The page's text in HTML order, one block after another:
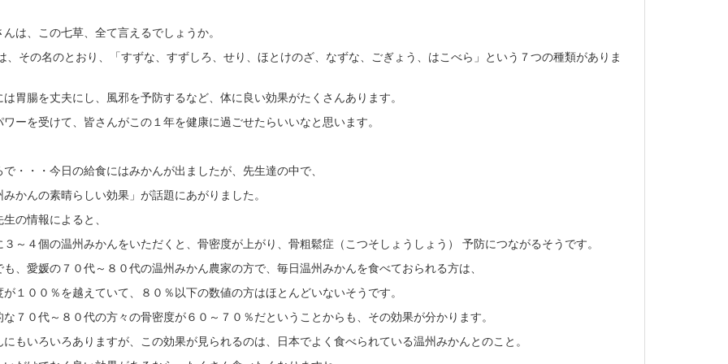
は、この七草、全て言えるでしょうか。
、その名のとおり、「すずな、すずしろ、せり、ほとけのざ、なずな、ごぎょう、はこべら」という７つの種類がありま
胃腸を丈夫にし、風邪を予防するなど、体に良い効果がたくさんあります。
ーを受けて、皆さんがこの１年を健康に過ごせたらいいなと思います。
・・・今日の給食にはみかんが出ましたが、先生達の中で、
かんの素晴らしい効果」が話題にあがりました。
の情報によると、
３～４個の温州みかんをいただくと、骨密度が上がり、骨粗鬆症（こつそしょうしょう） 予防につながるそうです。
、愛媛の７０代～８０代の温州みかん農家の方で、毎日温州みかんを食べておられる方は、
１００％を越えていて、８０％以下の数値の方はほとんどいないそうです。
７０代～８０代の方々の骨密度が６０～７０％だということからも、その効果が分かります。
もいろいろありますが、この効果が見られるのは、日本でよく食べられている温州みかんとのこと。